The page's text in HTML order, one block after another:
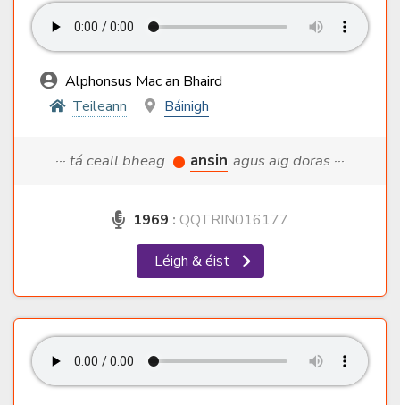
Alphonsus Mac an Bhaird
Teileann
Báinigh
··· tá ceall bheag ansin agus aig doras ···
1969 : QQTRIN016177
Léigh & éist